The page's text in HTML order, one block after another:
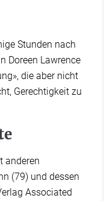
Stunden nach
Doreen Lawrence
die aber nicht
Gerechtigkeit zu
anderen
(79) und dessen
Associated